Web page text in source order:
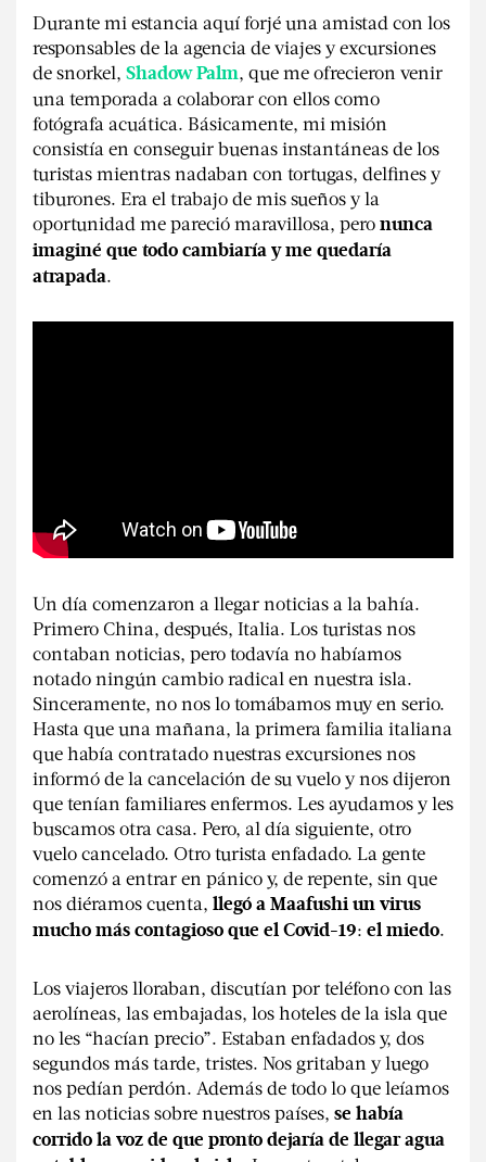
Durante mi estancia aquí forjé una amistad con los
responsables de la agencia de viajes y excursiones
de snorkel, Shadow Palm, que me ofrecieron venir
una temporada a colaborar con ellos como
fotógrafa acuática. Básicamente, mi misión
consistía en conseguir buenas instantáneas de los
turistas mientras nadaban con tortugas, delfines y
tiburones. Era el trabajo de mis sueños y la
oportunidad me pareció maravillosa, peronunca
imaginé que todo cambiaría y me quedaría
atrapada.
Un día comenzaron a llegar noticias a la bahía.
Primero China, después, Italia. Los turistas nos
contaban noticias, pero todavía no habíamos
notado ningún cambio radical en nuestra isla.
Sinceramente, no nos lo tomábamos muy en serio.
Hasta que una mañana, la primera familia italiana
que había contratado nuestras excursiones nos
informó de la cancelación de su vuelo y nos dijeron
que tenían familiares enfermos. Les ayudamos y les
buscamos otra casa. Pero, al día siguiente, otro
vuelo cancelado. Otro turista enfadado. La gente
comenzó a entrar en pánico y, de repente, sin que
nos diéramos cuenta, llegó a Maafushi un virus
mucho más contagioso que el Covid-19: el miedo.
Los viajeros lloraban, discutían por teléfono con las
aerolíneas, las embajadas, los hoteles de la isla que
no les “hacían precio”. Estaban enfadados y, dos
segundos más tarde, tristes. Nos gritaban y luego
nos pedían perdón. Además de todo lo que leíamos
en las noticias sobre nuestros países, se había
corrido la voz de que pronto dejaría de llegar agua